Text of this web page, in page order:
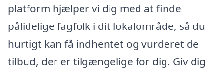
platform hjælper vi dig med at finde
pålidelige fagfolk i dit lokalområde, så du
hurtigt kan få indhentet og vurderet de
tilbud, der er tilgængelige for dig. Giv dig